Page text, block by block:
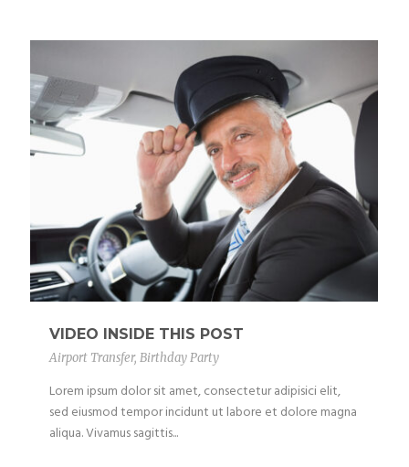
VIDEO INSIDE THIS POST
Airport Transfer, Birthday Party
Lorem ipsum dolor sit amet, consectetur adipisici elit,
sed eiusmod tempor incidunt ut labore et dolore magna
aliqua. Vivamus sagittis...